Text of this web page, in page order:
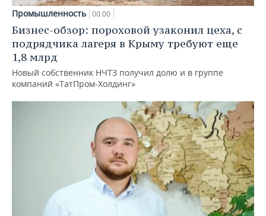
Промышленность 00:00
Бизнес-обзор: пороховой узаконил цеха, с
подрядчика лагеря в Крыму требуют еще
1,8 млрд
Новый собственник НЧТЗ получил долю и в группе
компаний «ТатПром-Холдинг»